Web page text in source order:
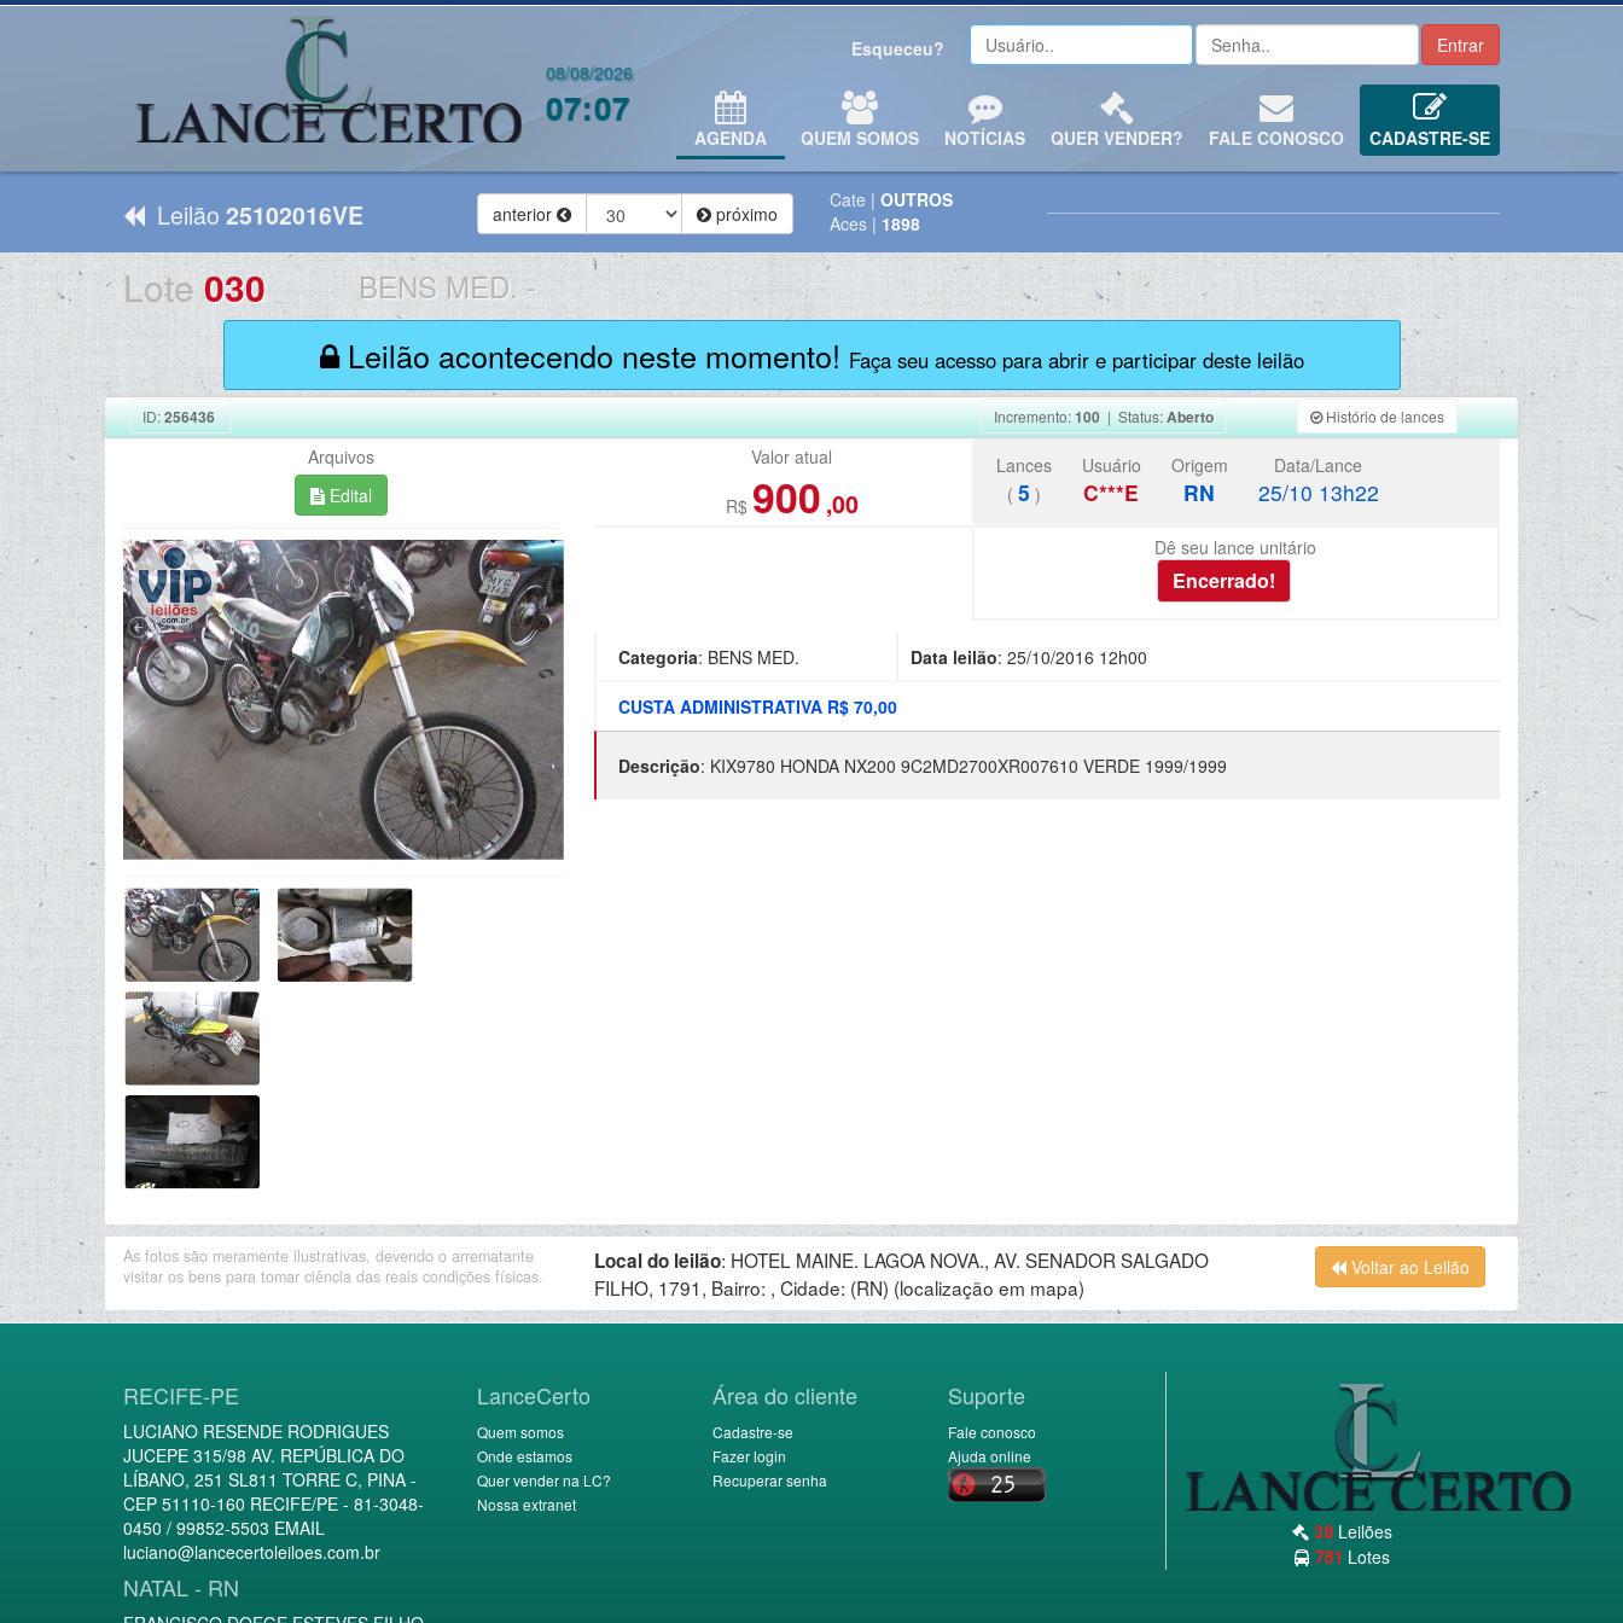
08/08/2026
07:07
Esqueceu?
AGENDA QUEM SOMOS NOTÍCIAS QUER VENDER? FALE CONOSCO CADASTRE-SE
Leilão 25102016VE anterior próximo
Cate | OUTROS
Aces | 1898
Lote030 BENS MED. -
Leilão acontecendo neste momento! Faça seu acesso para abrir e participar deste leilão
ID:256436 Incremento:100| Status:Aberto Histório de lances
Arquivos
Edital
Valor atual
R$ 900 ,00
Lances
( 5 )
Usuário
C***E
Origem
RN
Data/Lance
25/10 13h22
Dê seu lance unitário
Categoria: BENS MED. Data leilão: 25/10/2016 12h00
CUSTA ADMINISTRATIVA R$ 70,00
Descrição: KIX9780 HONDA NX200 9C2MD2700XR007610 VERDE 1999/1999
As fotos são meramente ilustrativas, devendo o arrematante
visitar os bens para tomar ciência das reais condições físicas.
Local do leilão: HOTEL MAINE. LAGOA NOVA., AV. SENADOR SALGADO
FILHO, 1791, Bairro: , Cidade: (RN) (localização em mapa)
Voltar ao Leilão
RECIFE-PE
LUCIANO RESENDE RODRIGUES
JUCEPE 315/98 AV. REPÚBLICA DO
LÍBANO, 251 SL811 TORRE C, PINA -
CEP 51110-160 RECIFE/PE - 81-3048-
0450 / 99852-5503 EMAIL
luciano@lancecertoleiloes.com.br
NATAL - RN
LanceCerto
Quem somos
Onde estamos
Quer vender na LC?
Nossa extranet
Área do cliente
Cadastre-se
Fazer login
Recuperar senha
Suporte
Fale conosco
Ajuda online
38Leilões
781 Lotes